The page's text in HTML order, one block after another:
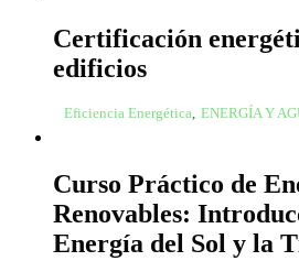
Certificación
edificios
Eficiencia Energética, ENERGÍA Y
Curso Práctico de
Renovables:
Energía del Sol y la